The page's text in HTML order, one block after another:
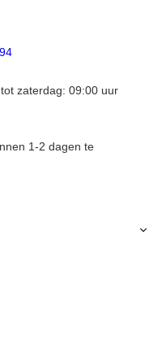
zaterdag: 09:00 uur
1-2 dagen te